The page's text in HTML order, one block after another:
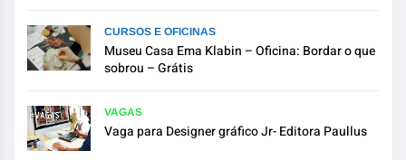
CURSOS E OFICINAS
Museu Casa Ema Klabin – Oficina: Bordar o que
sobrou – Grátis
VAGAS
Vaga para Designer gráfico Jr- Editora Paullus